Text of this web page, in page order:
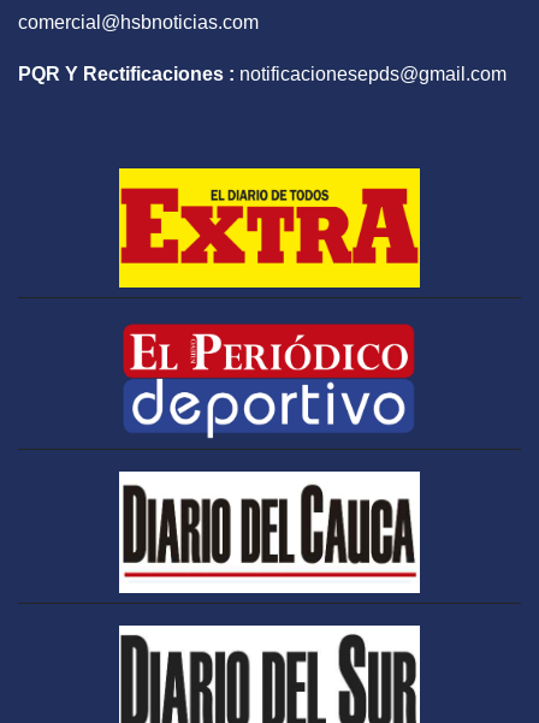
comercial@hsbnoticias.com
PQR Y Rectificaciones : notificacionesepds@gmail.com